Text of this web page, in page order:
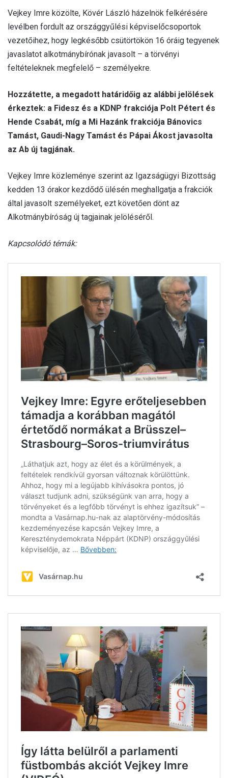
Vejkey Imre közölte, Kövér László házelnök felkérésére
levélben fordult az országgyűlési képviselőcsoportok
vezetőihez, hogy legkésőbb csütörtökön 16 óráig tegyenek
javaslatot alkotmánybírónak javasolt – a törvényi
feltételeknek megfelelő – személyekre.
Hozzátette, a megadott határidőig az alábbi jelölések
érkeztek: a Fidesz és a KDNP frakciója Polt Pétert és
Hende Csabát, míg a Mi Hazánk frakciója Bánovics
Tamást, Gaudi-Nagy Tamást és Pápai Ákost javasolta
az Ab új tagjának.
Vejkey Imre közleménye szerint az Igazságügyi Bizottság
kedden 13 órakor kezdődő ülésén meghallgatja a frakciók
által javasolt személyeket, ezt követően dönt az
Alkotmánybíróság új tagjainak jelöléséről.
Kapcsolódó témák: